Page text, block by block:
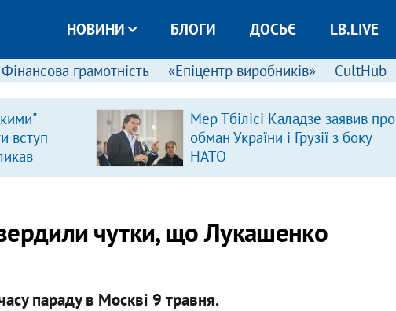
НОВИНИ БЛОГИ ДОСЬЄ LB.LIVE
Фінансова грамотність «Епіцентр виробників» CultHub
вступ
Мер Тбілісі Каладзе заявив про
обман України і Грузії з боку
НАТО
чутки, що Лукашенко
параду в Москві 9 травня.